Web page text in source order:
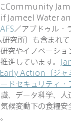
Community
Jameel Water
／アブドゥル・
究所）も含まれ
究やイノベーシ
進しています。
Action（ジャ
ドセキュリティ・
、データ科学、人
候変動下の食糧